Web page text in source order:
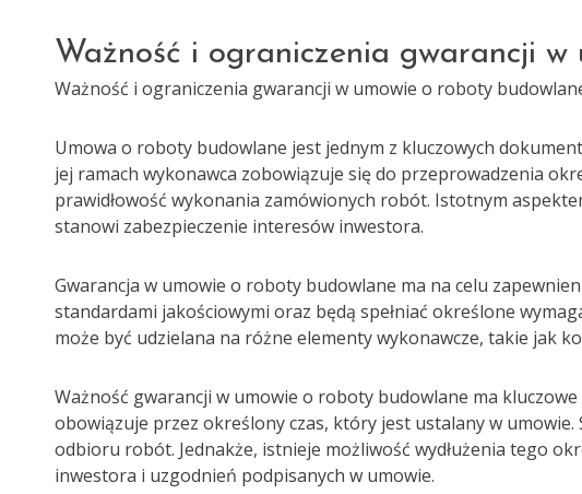
Ważność i ograniczenia gwarancji
Ważność i ograniczenia gwarancji w umowie o roboty
Umowa o roboty budowlane jest jednym z kluczowych
jej ramach wykonawca zobowiązuje się do przeprowadzenia
prawidłowość wykonania zamówionych robót. Istotnym
stanowi zabezpieczenie interesów inwestora.
Gwarancja w umowie o roboty budowlane ma na celu
standardami jakościowymi oraz będą spełniać określone
może być udzielana na różne elementy wykonawcze, takie jak
Ważność gwarancji w umowie o roboty budowlane ma
obowiązuje przez określony czas, który jest ustalany w
odbioru robót. Jednakże, istnieje możliwość wydłużenia tego
inwestora i uzgodnień podpisanych w umowie.